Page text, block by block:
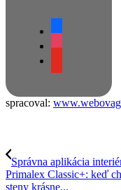
spracoval:
Správna aplikácia
Primalex Classic+: keď
steny krásne...